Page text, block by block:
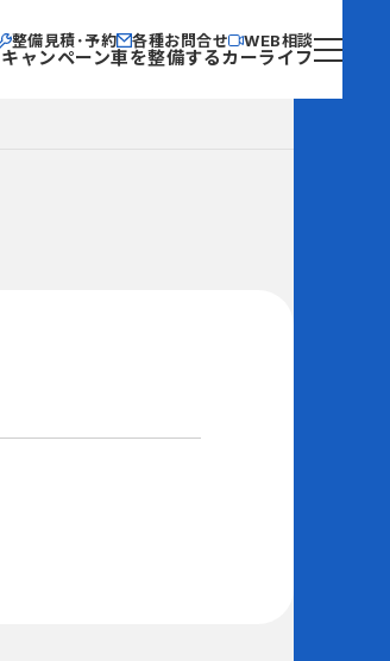
整備見積･予約 各種お問合せ WEB相談
キャンペーン車を整備するカーライフ